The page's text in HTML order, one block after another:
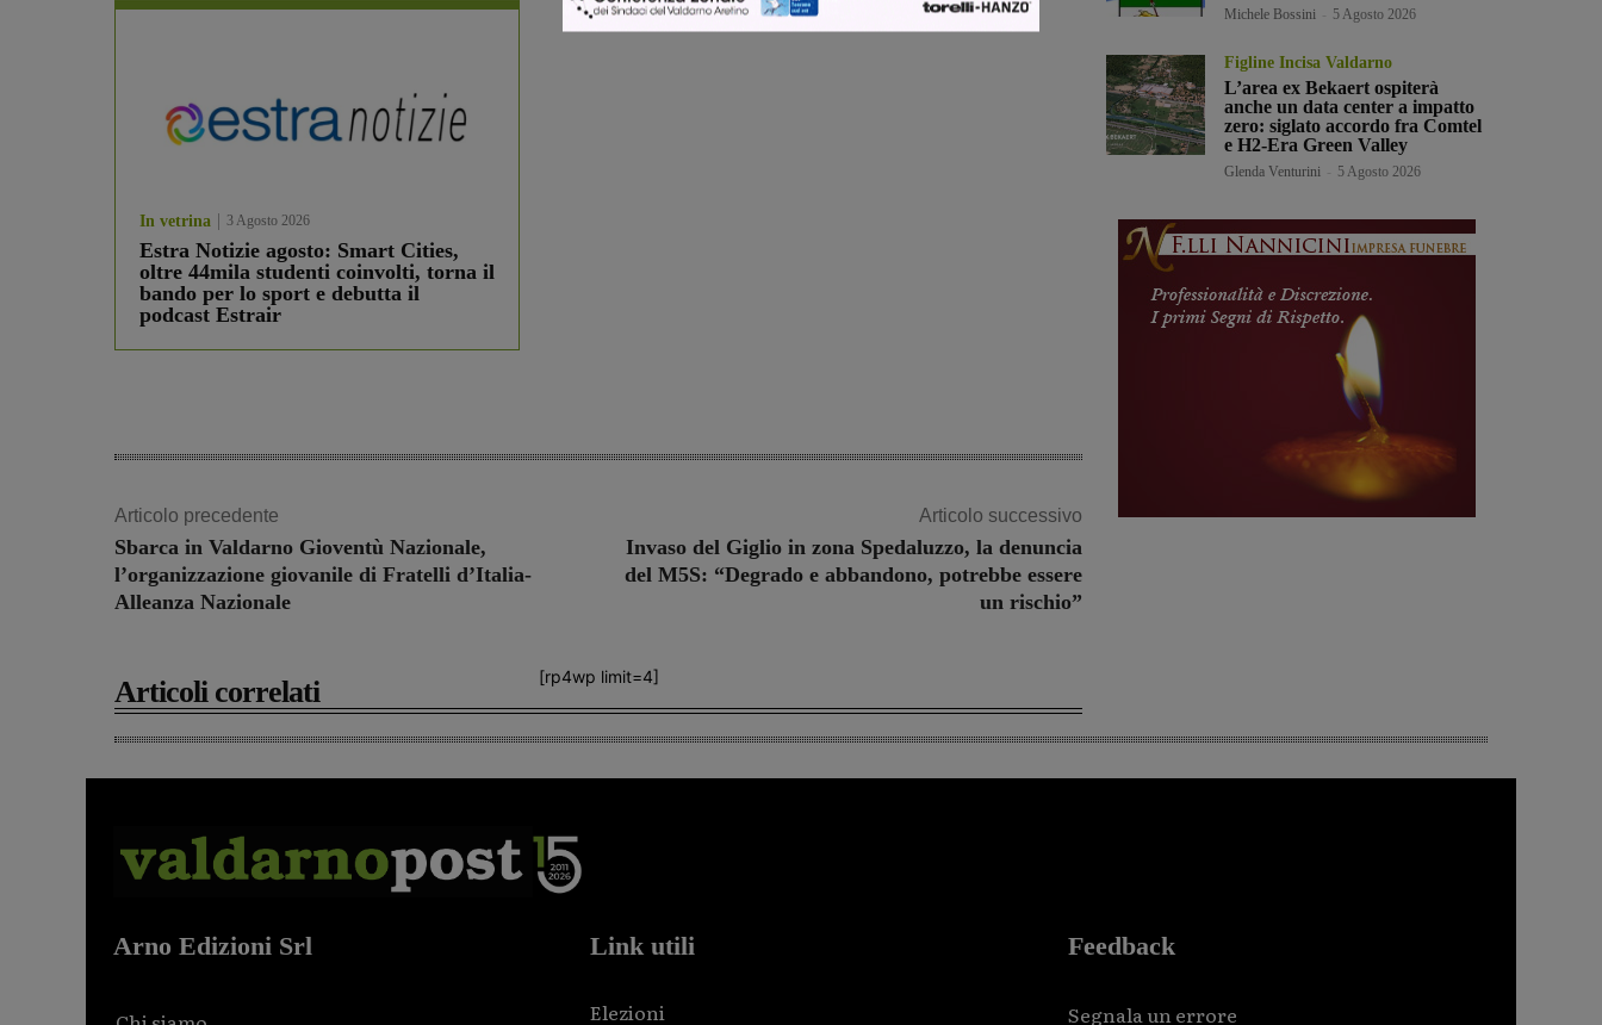
In vetrina 3 Agosto 2026
Estra Notizie agosto: Smart Cities,
oltre 44mila studenti coinvolti, torna il
bando per lo sport e debutta il
podcast Estrair
Articolo precedente
Sbarca in Valdarno Gioventù Nazionale,
l’organizzazione giovanile di Fratelli d’Italia-
Alleanza Nazionale
Articolo successivo
Invaso del Giglio in zona Spedaluzzo, la denuncia
del M5S: “Degrado e abbandono, potrebbe essere
un rischio”
[rp4wp limit=4]
Articoli correlati
Michele Bossini 5 Agosto 2026
Figline Incisa Valdarno
L’area ex Bekaert ospiterà
anche un data center a impatto
zero: siglato accordo fra Comtel
e H2-Era Green Valley
Glenda Venturini 5 Agosto 2026
Arno Edizioni Srl Link utili
Elezioni
Feedback
Segnala un errore